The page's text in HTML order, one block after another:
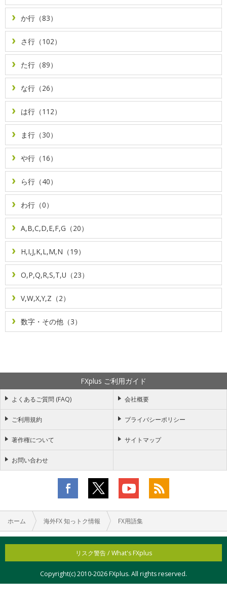
ホーム 海外FX 知っトク情報 FX用語集
か行（83）
さ行（102）
た行（89）
な行（26）
は行（112）
ま行（30）
や行（16）
ら行（40）
わ行（0）
A,B,C,D,E,F,G（20）
H,I,J,K,L,M,N（19）
O,P,Q,R,S,T,U（23）
V,W,X,Y,Z（2）
数字・その他（3）
FXplus ご利用ガイド
よくあるご質問 (FAQ) 会社概要
ご利用規約 プライバシーポリシー
著作権について サイトマップ
お問い合わせ
リスク警告 / What's FXplus
Copyright(c) 2010-2026 FXplus. All rights reserved.